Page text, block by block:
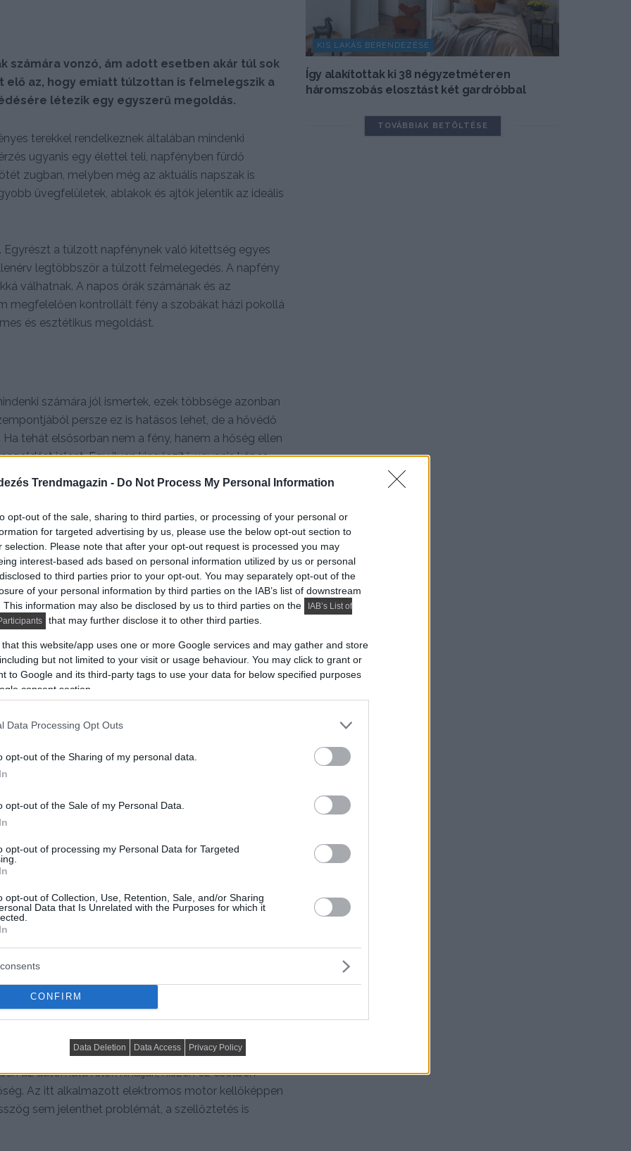
Trendmagazin - Do Not Process My Personal Information
opt-out of the sale, sharing to third parties, or processing of your personal or
for targeted advertising by us, please use the below opt-out section to
selection. Please note that after your opt-out request is processed you may
interest-based ads based on personal information utilized by us or personal
to third parties prior to your opt-out. You may separately opt-out of the
of your personal information by third parties on the IAB’s list of downstream
This information may also be disclosed by us to third parties on the
IAB’s List of
that may further disclose it to other third parties.
that this website/app uses one or more Google services and may gather and store
but not limited to your visit or usage behaviour. You may click to grant or
to Google and its third-party tags to use your data for below specified purposes
consent section.
Data Processing Opt Outs
opt-out of the Sharing of my personal data.
opt-out of the Sale of my Personal Data.
opt-out of processing my Personal Data for Targeted
opt-out of Collection, Use, Retention, Sale, and/or Sharing
Data that Is Unrelated with the Purposes for which it
CONFIRM
Data Deletion Data Access Privacy Policy
számára vonzó, ám adott esetben akár túl sok
elő az, hogy emiatt túlzottan is felmelegszik a
létezik egy egyszerű megoldás.
terekkel rendelkeznek általában mindenki
ugyanis egy élettel teli, napfényben fürdő
zugban, melyben még az aktuális napszak is
üvegfelületek, ablakok és ajtók jelentik az ideális
Egyrészt a túlzott napfénynek való kitettség egyes
legtöbbször a túlzott felmelegedés. A napfény
válhatnak. A napos órák számának és az
megfelelően kontrollált fény a szobákat házi pokollá
és esztétikus megoldást.
számára jól ismertek, ezek többsége azonban
persze ez is hatásos lehet, de a hővédő
tehát elsősorban nem a fény, hanem a hőség ellen
jelent. Egy ilyen kiegészítő ugyanis képes
azok elérnék magát az üvegfelületet.
A sűrűn szövött, műanyag bevonatú,
nyújtani a hőséggel szemben. Tekintve, hogy a
túlzott felmelegedéséből fakadó hőmérséklet
telepíthető és esztétikus megoldást
így a kínálat szempontjából is akad némi
az automata rolók kínálják, hiszen ez esetben
Az itt alkalmazott elektromos motor kellőképpen
sem jelenthet problémát, a szellőztetés is
KIS LAKÁS BERENDEZÉSE
Így alakítottak ki 38 négyzetméteren
háromszobás elosztást két gardróbbal
TOVÁBBIAK BETÖLTÉSE